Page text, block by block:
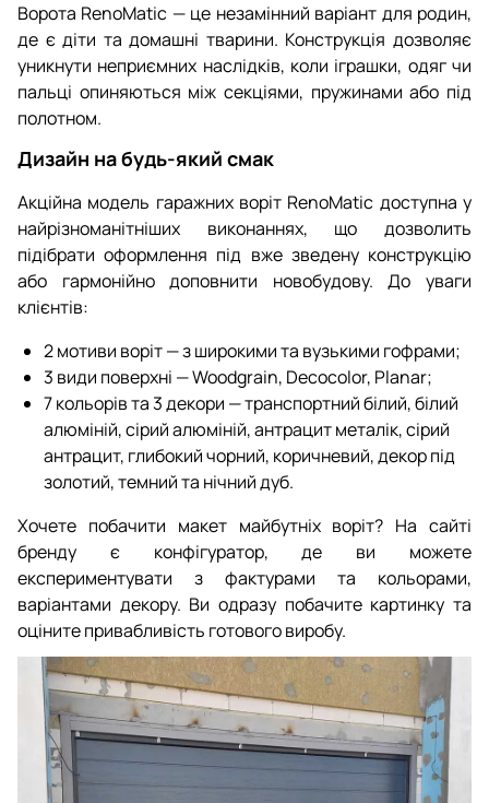
Ворота RenoMatic — це незамінний варіант для родин,
де є діти та домашні тварини. Конструкція дозволяє
уникнути неприємних наслідків, коли іграшки, одяг чи
пальці опиняються між секціями, пружинами або під
полотном.
Дизайн на будь-який смак
Акційна модель гаражних воріт RenoMatic доступна у
найрізноманітніших виконаннях, що дозволить
підібрати оформлення під вже зведену конструкцію
або гармонійно доповнити новобудову. До уваги
клієнтів:
2 мотиви воріт — з широкими та вузькими гофрами;
3 види поверхні — Woodgrain, Decocolor, Planar;
7 кольорів та 3 декори — транспортний білий, білий
алюміній, сірий алюміній, антрацит металік, сірий
антрацит, глибокий чорний, коричневий, декор під
золотий, темний та нічний дуб.
Хочете побачити макет майбутніх воріт? На сайті
бренду є конфігуратор, де ви можете
експериментувати з фактурами та кольорами,
варіантами декору. Ви одразу побачите картинку та
оціните привабливість готового виробу.